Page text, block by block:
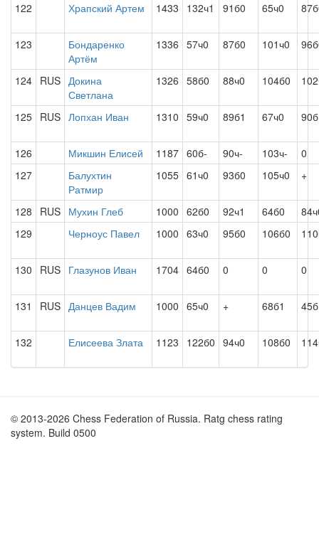
122 Храпский Артем 1433 132ч1 91б0 65ч0
123
Бондаренко
Артём
1336 57ч0 87б0 101ч0
124 RUS Докина
Светлана
1326 58б0 88ч0 104б0
125 RUS Лопхан Иван 1310 59ч0 89б1 67ч0
126 Микшин Елисей 1187 60б- 90ч- 103ч-
0
127
Балухтин
Ратмир
1055 61ч0 93б0 105ч0 +
128 RUS Мухин Глеб 1000 62б0 92ч1 64б0
129
Черноус Павел 1000 63ч0 95б0 106б0
130 RUS Глазунов Иван 1704 64б0 0 0 0
131 RUS Данцев Вадим 1000 65ч0 + 68б1
132 Елисеева Злата 1123 122б0 94ч0 108б0
© 2013-2026 Chess Federation of Russia. Ratg chess rating
system. Build 0500